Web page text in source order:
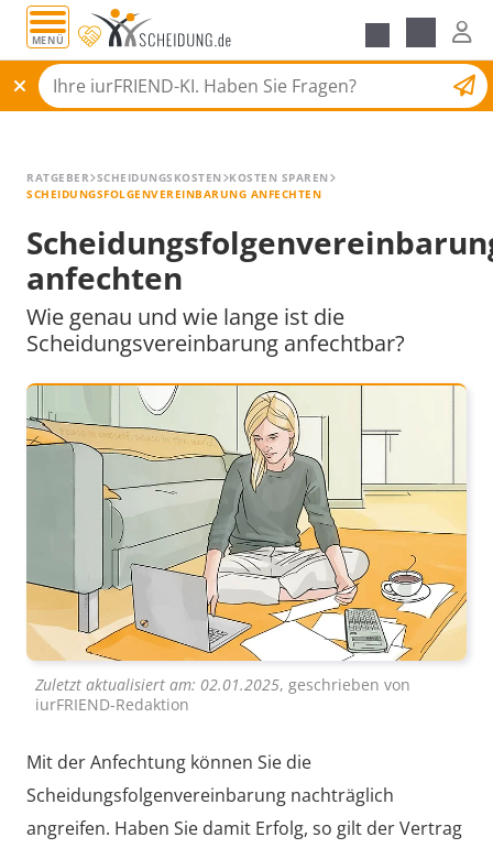
MENÜ
Scheidungsantrag
Alle Ratgeber
RATGEBER SCHEIDUNGSKOSTEN
KOSTEN SPAREN
SCHEIDUNGSFOLGENVEREINBARUNG ANFECHTEN
anfechten
Wie genau und wie lange ist die
Scheidungsvereinbarung anfechtbar?
Zuletzt aktualisiert am: 02.01.2025, geschrieben von
iurFRIEND-Redaktion
Mit der Anfechtung können Sie die
Scheidungsfolgenvereinbarung nachträglich
angreifen. Haben Sie damit Erfolg, so gilt der Vertrag